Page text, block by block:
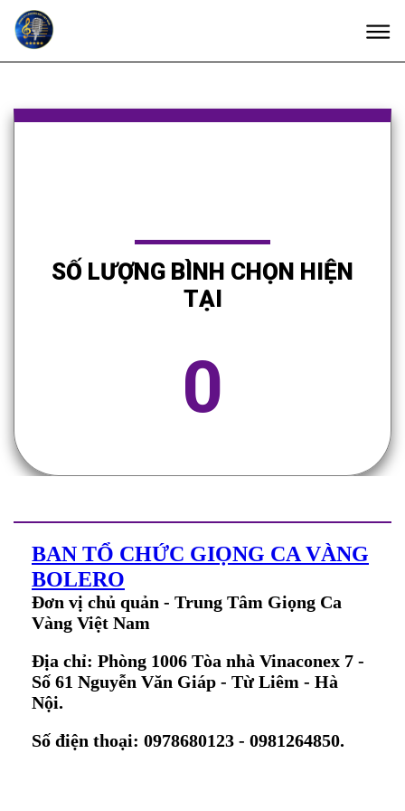
SỐ LƯỢNG BÌNH CHỌN HIỆN
TẠI
0
BAN TỔ CHỨC GIỌNG CA VÀNG
BOLERO
Đơn vị chủ quản - Trung Tâm Giọng Ca
Vàng Việt Nam
Địa chỉ: Phòng 1006 Tòa nhà Vinaconex 7 -
Số 61 Nguyễn Văn Giáp - Từ Liêm - Hà
Nội.
Số điện thoại: 0978680123 - 0981264850.